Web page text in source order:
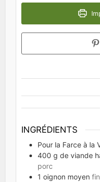
INGRÉDIENTS
Pour la Farce à la
400 g de viande
porc
1 oignon moyen